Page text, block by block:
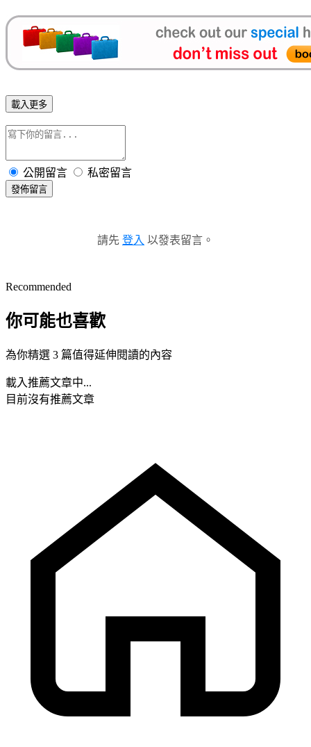
載入更多
公開留言 私密留言
發佈留言
請先 登入 以發表留言。
Recommended
你可能也喜歡
為你精選 3 篇值得延伸閱讀的內容
載入推薦文章中...
目前沒有推薦文章